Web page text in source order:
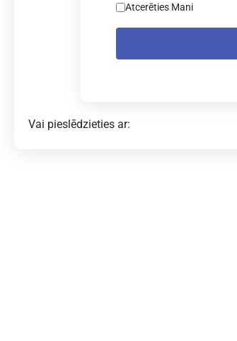
Atcerēties Mani
Vai pieslēdzieties ar: